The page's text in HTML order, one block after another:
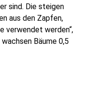
sind. Die steigen
aus den Zapfen,
verwendet werden“,
Bäume 0,5